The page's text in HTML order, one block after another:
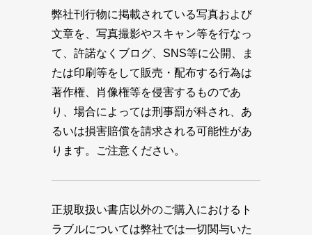
弊社刊行物に掲載されている写真および
文章を、写真撮影やスキャン等を行なっ
て、許諾なくブログ、SNS等に公開、ま
たは印刷等をして販売・配布する行為は
著作権、肖像権等を侵害するものであ
り、場合によっては刑事罰が科され、あ
るいは損害賠償を請求される可能性があ
ります。ご注意ください。
正規取扱い書店以外のご購入におけるト
ラブルについては弊社では一切関与いた